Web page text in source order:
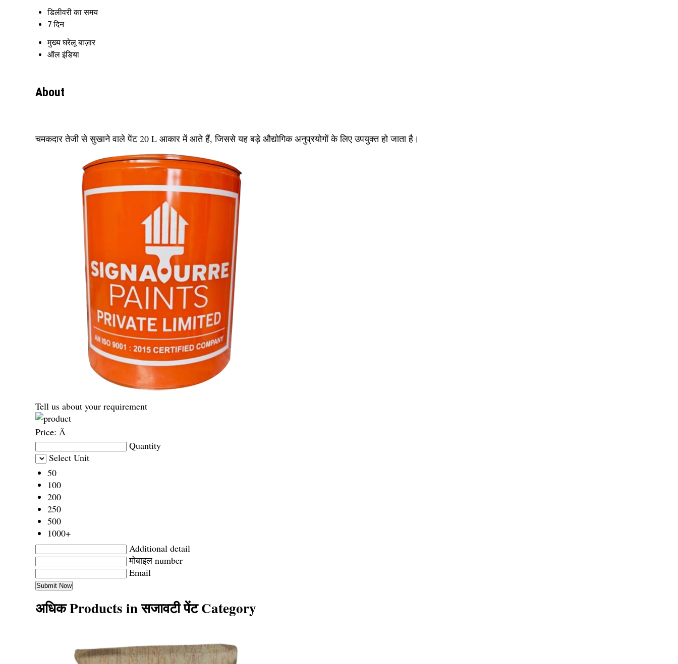
डिलीवरी का समय
7 दिन
मुख्य घरेलू बाज़ार
ऑल इंडिया
About
चमकदार तेजी से सुखाने वाले पेंट 20 L आकार में आते हैं, जिससे यह बड़े औद्योगिक अनुप्रयोगों के लिए उपयुक्त हो जाता है।
Tell us about your requirement
Price: Â
Quantity
Select Unit
50
100
200
250
500
1000+
Additional detail
मोबाइल number
Email
अधिक Products in सजावटी पेंट Category